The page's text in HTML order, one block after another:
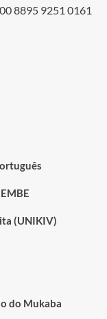
8895 9251 0161
(UNIKIV)
do Mukaba